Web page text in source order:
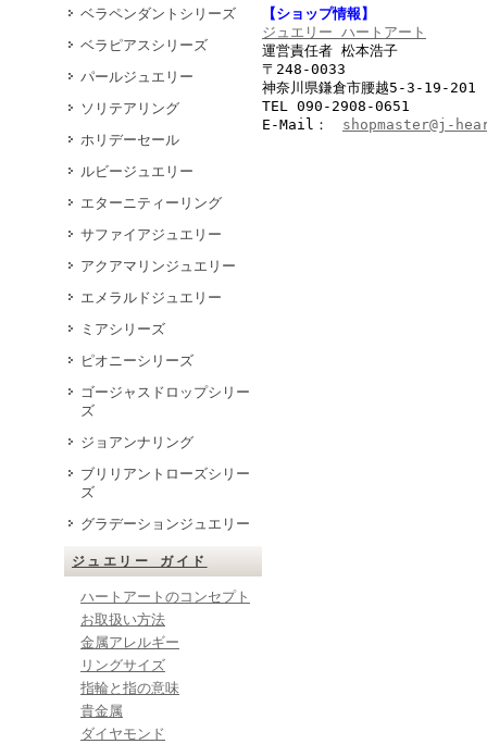
ベラペンダントシリーズ
ベラピアスシリーズ
パールジュエリー
ソリテアリング
ホリデーセール
ルビージュエリー
エターニティーリング
サファイアジュエリー
アクアマリンジュエリー
エメラルドジュエリー
ミアシリーズ
ピオニーシリーズ
ゴージャスドロップシリー
ズ
ジョアンナリング
ブリリアントローズシリー
ズ
グラデーションジュエリー
ジュエリー ガイド
ハートアートのコンセプト
お取扱い方法
金属アレルギー
リングサイズ
指輪と指の意味
貴金属
ダイヤモンド
【ショップ情報】
ジュエリー ハートアート
運営責任者 松本浩子
〒248-0033
神奈川県鎌倉市腰越5-3-19-201
TEL 090-2908-0651
E-Mail： shopmaster@j-